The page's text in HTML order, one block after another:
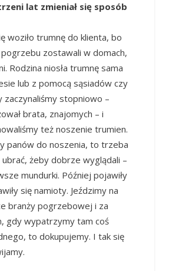
lat zmieniał się sposób
woziło trumnę do klienta, bo
zostawali w domach,
Rodzina niosła trumnę sama
lub z pomocą sąsiadów czy
zaczynaliśmy stopniowo –
brata, znajomych – i
też noszenie trumien.
panów do noszenia, to trzeba
ubrać, żeby dobrze wyglądali –
mundurki. Później pojawiły
się namioty. Jeździmy na
branży pogrzebowej i za
gdy wypatrzymy tam coś
to dokupujemy. I tak się